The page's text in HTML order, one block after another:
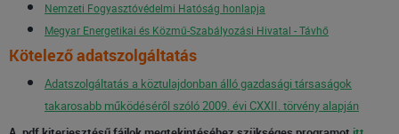
Nemzeti Fogyasztóvédelmi Hatóság honlapja
Megyar Energetikai és Közmű-Szabályozási Hivatal - Távhő
Kötelező adatszolgáltatás
Adatszolgáltatás a köztulajdonban álló gazdasági társaságok
takarosabb működéséről szóló 2009. évi CXXII. törvény alapján